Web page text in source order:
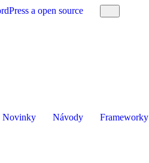
a open source
Novinky Návody Frameworky